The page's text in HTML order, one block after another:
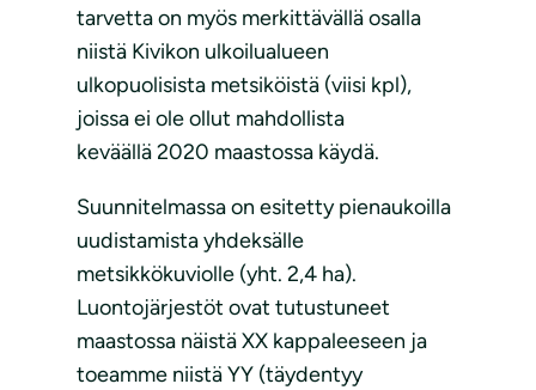
tarvetta on myös merkittävällä osalla
niistä Kivikon ulkoilualueen
ulkopuolisista metsiköistä (viisi kpl),
joissa ei ole ollut mahdollista
keväällä 2020 maastossa käydä.
Suunnitelmassa on esitetty pienaukoilla
uudistamista yhdeksälle
metsikkökuviolle (yht. 2,4 ha).
Luontojärjestöt ovat tutustuneet
maastossa näistä XX kappaleeseen ja
toeamme niistä YY (täydentyy